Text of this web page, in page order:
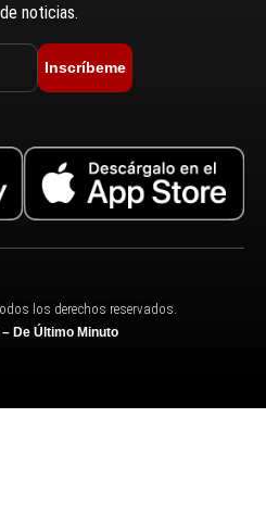
noticias.
Inscríbeme
los derechos reservados.
De Último Minuto